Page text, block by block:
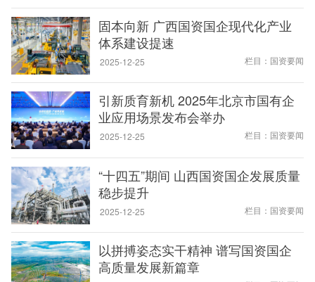
固本向新 广西国资国企现代化产业
体系建设提速
2025-12-25 栏目：国资要闻
引新质育新机 2025年北京市国有企
业应用场景发布会举办
2025-12-25 栏目：国资要闻
“十四五”期间 山西国资国企发展质量
稳步提升
2025-12-25 栏目：国资要闻
以拼搏姿态实干精神 谱写国资国企
高质量发展新篇章